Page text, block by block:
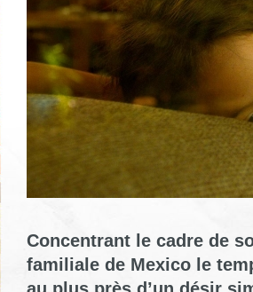
Concentrant le cadre de
familiale de Mexico le